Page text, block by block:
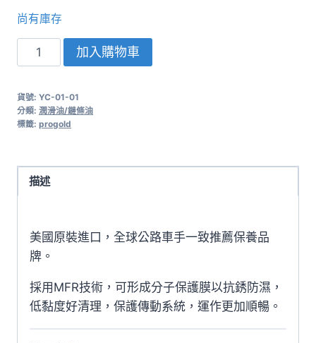
尚有庫存
國
高
科
型
加入購物車
貨號: YC-01-01
分類: 潤滑油/鏈條油
標籤: progold
描述
美國原裝進口，全球公路車手一致推薦保養品
牌。
採用MFR技術，可形成分子保護膜以抗銹防濕，
低黏度好清理，保護傳動系統，運作更加順暢。